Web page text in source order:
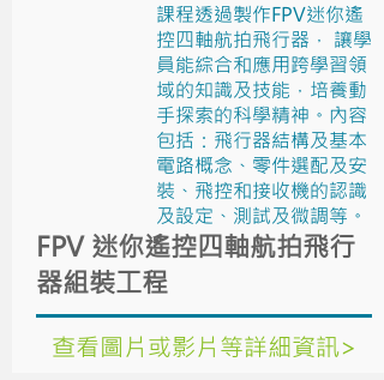
課程透過製作FPV迷你遙
控四軸航拍飛行器， 讓學
員能綜合和應用跨學習領
域的知識及技能，培養動
手探索的科學精神。內容
包括：飛行器結構及基本
電路概念、零件選配及安
裝、飛控和接收機的認識
及設定、測試及微調等。
FPV 迷你遙控四軸航拍飛行
器組裝工程
查看圖片或影片等詳細資訊>